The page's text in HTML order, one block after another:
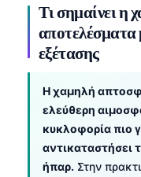
Τι σημαίνει η
αποτελέσματα
εξέτασης
Η χαμηλή
ελεύθερη
κυκλοφορία πιο
αντικαταστήσει
ήπαρ. Στην